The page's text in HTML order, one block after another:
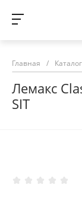
Главная /
Лемакс
SIT